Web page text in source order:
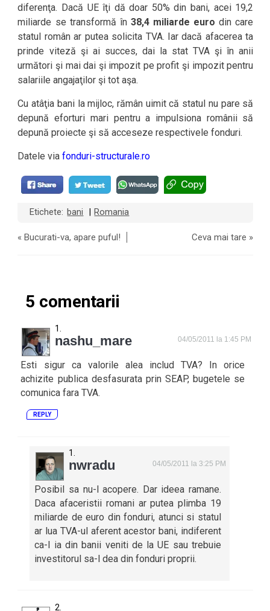
diferenţa. Dacă UE îţi dă doar 50% din bani, acei 19,2
miliarde se transformă în 38,4 miliarde euro din care
statul român ar putea solicita TVA. Iar dacă afacerea ta
prinde viteză şi ai succes, dai la stat TVA şi în anii
următori şi mai dai şi impozit pe profit şi impozit pentru
salariile angajaţilor şi tot aşa.
Cu atâţia bani la mijloc, rămân uimit că statul nu pare să
depună eforturi mari pentru a impulsiona românii să
depună proiecte şi să acceseze respectivele fonduri.
Datele viafonduri-structurale.ro
Etichete: bani Romania
«Bucurati-va, apare puful! Ceva mai tare »
5 comentarii
nashu_mare 04/05/2011 la 1:45 PM
Esti sigur ca valorile alea includ TVA? In orice
achizite publica desfasurata prin SEAP, bugetele se
comunica fara TVA.
REPLY
nwradu 04/05/2011 la 3:25 PM
Posibil sa nu-l acopere. Dar ideea ramane.
Daca afaceristii romani ar putea plimba 19
miliarde de euro din fonduri, atunci si statul
ar lua TVA-ul aferent acestor bani, indiferent
ca-l ia din banii veniti de la UE sau trebuie
investitorul sa-l dea din fonduri proprii.